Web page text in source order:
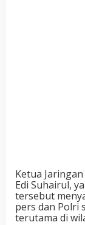
Ketua
Edi Suhairul,
tersebut
pers dan Polri
terutama di